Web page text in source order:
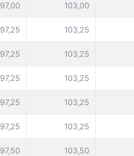
97,00 103,00
97,25 103,25
97,25 103,25
97,25 103,25
97,25 103,25
97,25 103,25
97,50 103,50